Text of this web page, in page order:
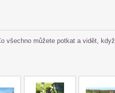
všechno můžete potkat a vidět, když